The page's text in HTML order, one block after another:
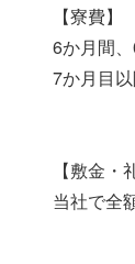
【寮費】
6か月間
7か月目
【敷金・
当社で全